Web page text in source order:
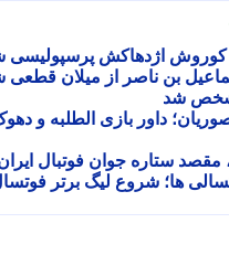
اژدهاکش پرسپولیسی شد؟
بن ناصر از میلان قطعی شد
شد
داور بازی الطلبه و دهوک
ستاره جوان فوتبال ایران؟
ها؛ شروع لیگ برتر فوتسال